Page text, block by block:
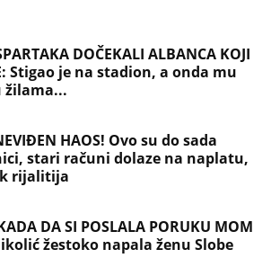
DOČEKALI ALBANCA KOJI
Stigao je na stadion, a onda mu
žilama...
HAOS! Ovo su do sada
stari računi dolaze na naplatu,
rijalitija
DA SI POSLALA PORUKU MOM
žestoko napala ženu Slobe